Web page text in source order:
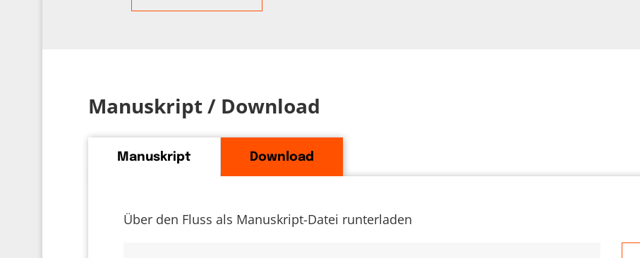
Manuskript / Download
Manuskript Download
Über den Fluss als Manuskript-Datei runterladen